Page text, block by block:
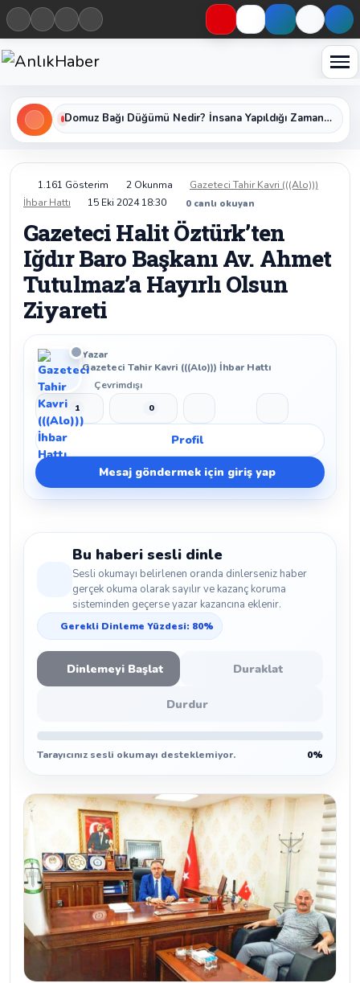
Haberleri keşfet
Domuz Bağı Düğümü Nedir? İnsana Yapıldığı Zaman Yavaş Yavaş Öldüren Ölümcül Düğümün Kan Donduran Gerçekleri
1.161 Gösterim 2 Okunma
Gazeteci Tahir Kavri (((Alo)))
İhbar Hattı
15 Eki 2024 18:30 0 canlı okuyan
Gazeteci Halit Öztürk’ten
Iğdır Baro Başkanı Av. Ahmet
Tutulmaz’a Hayırlı Olsun
Ziyareti
Yazar
Gazeteci Tahir Kavri (((Alo))) İhbar Hattı
Çevrimdışı
Beğen
1 Beğenmeme
0
Profil
Mesaj göndermek için giriş yap
Bu haberi sesli dinle
Sesli okumayı belirlenen oranda dinlerseniz haber
gerçek okuma olarak sayılır ve kazanç koruma
sisteminden geçerse yazar kazancına eklenir.
Gerekli Dinleme Yüzdesi: 80%
Dinlemeyi Başlat Duraklat
Durdur
Tarayıcınız sesli okumayı desteklemiyor. 0%